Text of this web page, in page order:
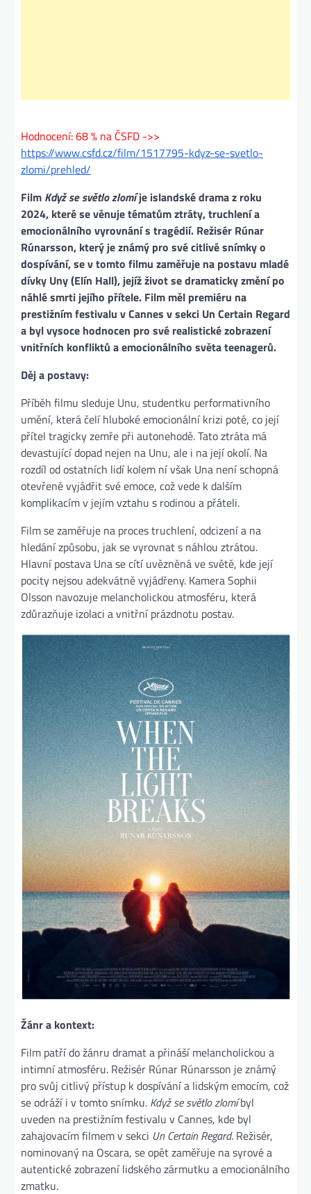
Hodnocení: 68 % na ČSFD ->>
https://www.csfd.cz/film/1517795-kdyz-se-svetlo-
zlomi/prehled/
Film Když se světlo zlomíje islandské drama z roku
2024, které se věnuje tématům ztráty, truchlení a
emocionálního vyrovnání s tragédií. Režisér Rúnar
Rúnarsson, který je známý pro své citlivé snímky o
dospívání, se v tomto filmu zaměřuje na postavu mladé
dívky Uny (Elín Hall), jejíž život se dramaticky změní po
náhlé smrti jejího přítele. Film měl premiéru na
prestižním festivalu v Cannes v sekci Un Certain Regard
a byl vysoce hodnocen pro své realistické zobrazení
vnitřních konfliktů a emocionálního světa teenagerů.
Děj a postavy:
Příběh filmu sleduje Unu, studentku performativního
umění, která čelí hluboké emocionální krizi poté, co její
přítel tragicky zemře při autonehodě. Tato ztráta má
devastující dopad nejen na Unu, ale i na její okolí. Na
rozdíl od ostatních lidí kolem ní však Una není schopná
otevřeně vyjádřit své emoce, což vede k dalším
komplikacím v jejím vztahu s rodinou a přáteli.
Film se zaměřuje na proces truchlení, odcizení a na
hledání způsobu, jak se vyrovnat s náhlou ztrátou.
Hlavní postava Una se cítí uvězněná ve světě, kde její
pocity nejsou adekvátně vyjádřeny. Kamera Sophii
Olsson navozuje melancholickou atmosféru, která
zdůrazňuje izolaci a vnitřní prázdnotu postav.
Žánr a kontext:
Film patří do žánru dramat a přináší melancholickou a
intimní atmosféru. Režisér Rúnar Rúnarsson je známý
pro svůj citlivý přístup k dospívání a lidským emocím, což
se odráží i v tomto snímku. Když se světlo zlomíbyl
uveden na prestižním festivalu v Cannes, kde byl
zahajovacím filmem v sekci Un Certain Regard. Režisér,
nominovaný na Oscara, se opět zaměřuje na syrové a
autentické zobrazení lidského zármutku a emocionálního
zmatku.